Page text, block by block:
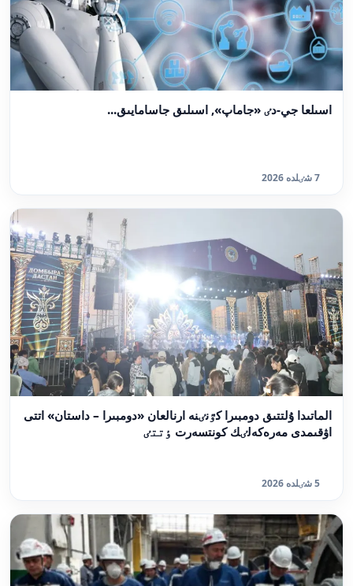
اسىلعا جي-دٸ «جاماپ», اسىلىق جاسامايىق...
7 شٸلدە 2026
الماتىدا ۇلتتىق دومبىرا كٷنٸنە ارنالعان «دومبىرا – داستان» اتتى
اۋقىمدى مەرەكەلٸك كونتسەرت ٶتتٸ
5 شٸلدە 2026